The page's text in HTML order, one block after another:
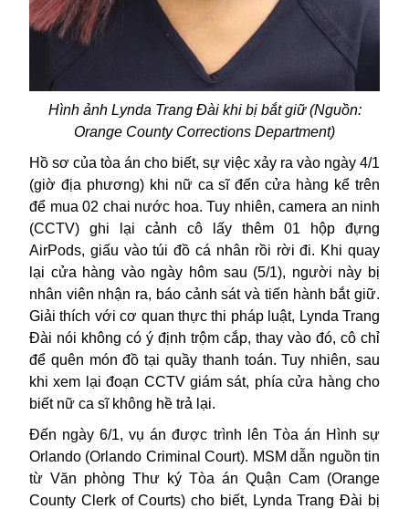
Hình ảnh Lynda Trang Đài khi bị bắt giữ (Nguồn:
Orange County Corrections Department)
Hồ sơ của tòa án cho biết, sự việc xảy ra vào ngày 4/1
(giờ địa phương) khi nữ ca sĩđến cửa hàng kể trên
để mua 02 chai nước hoa. Tuy nhiên, camera an ninh
(CCTV) ghi lại cảnh cô lấy thêm 01
hộp đựng
AirPods, giấu vàotúi đồ cá nhân rồi rời đi. Khi quay
lại cửa hàng vào ngày hôm sau (5/1), người này bị
nhân viên nhận ra, báo cảnh sát và tiến hành bắt giữ.
Giải thích với cơ quan thực thi pháp luật, Lynda Trang
Đài nói không có ý định trộm cắp, thay vào đó, cô chỉ
để quên món đồ tại quầy thanh toán. Tuy nhiên, sau
khi xem lại đoạn CCTVgiám sát, phía cửa hàng cho
biết nữ ca sĩ không hề trả lại.
Đến ngày 6/1, vụ án được trình lên Tòa án Hình sự
Orlando (Orlando Criminal Court). MSM dẫn nguồn tin
từ Văn phòng Thư ký Tòa án Quận Cam (Orange
County Clerk of Courts) cho biết, Lynda Trang Đài bị